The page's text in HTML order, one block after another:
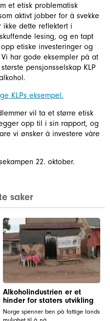
et etisk problematisk
aktivt jobber for å svekke
ikke dette reflektert i
lesing, og en tapt
etiske investeringer og
har gode eksempler på at
pensjonsselskap KLP
KLPs eksempel.
vil ta et større etisk
opp til i sin rapport, og
vi ønsker å investere våre
22. oktober.
saker
Alkoholindustrien er et
hinder for staters utvikling
Norge spenner ben på fattige lands